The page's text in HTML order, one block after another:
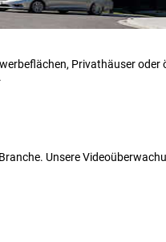
Privathäuser oder
Unsere